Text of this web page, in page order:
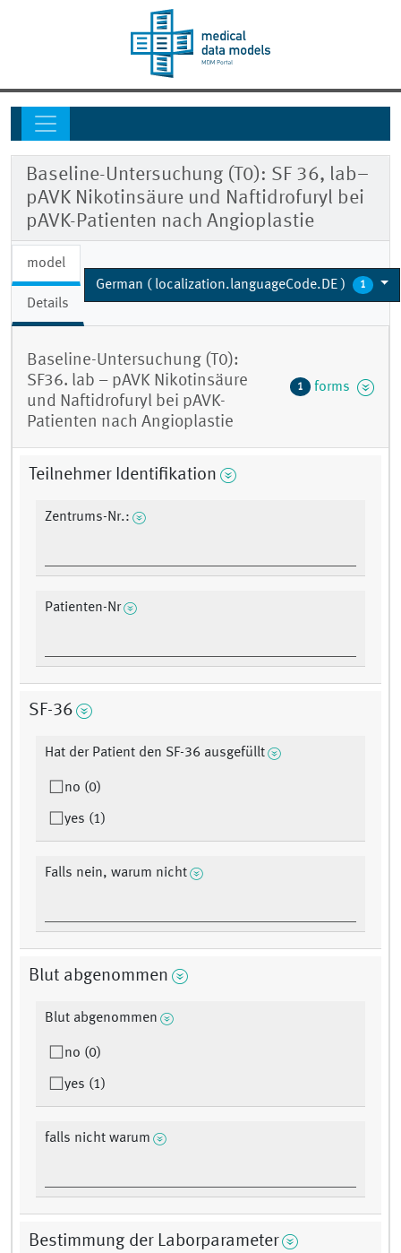
Baseline-Untersuchung (T0): SF 36, lab–
pAVK Nikotinsäure und Naftidrofuryl bei
pAVK-Patienten nach Angioplastie
model
Details
German ( localization.languageCode.DE ) 1
Baseline-Untersuchung (T0):
SF36. lab – pAVK Nikotinsäure
und Naftidrofuryl bei pAVK-
Patienten nach Angioplastie
1 forms
Teilnehmer Identifikation
Zentrums-Nr.:
Patienten-Nr
SF-36
Hat der Patient den SF-36 ausgefüllt
no (0)
yes (1)
Falls nein, warum nicht
Blut abgenommen
Blut abgenommen
no (0)
yes (1)
falls nicht warum
Bestimmung der Laborparameter